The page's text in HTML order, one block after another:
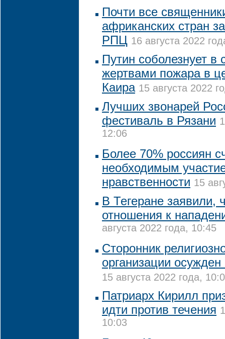
Почти все
африканских стран
РПЦ 16 августа 2022
Путин соболезнует в
жертвами пожара в
Каира 15 августа 2022
Лучших звонарей
фестиваль в Рязани
12:06
Более 70% россиян
необходимым
нравственности 15
В Тегеране заявили,
отношения к
августа 2022 года, 10:45
Сторонник
организации
15 августа 2022 года,
Патриарх Кирилл
идти против течения
10:03